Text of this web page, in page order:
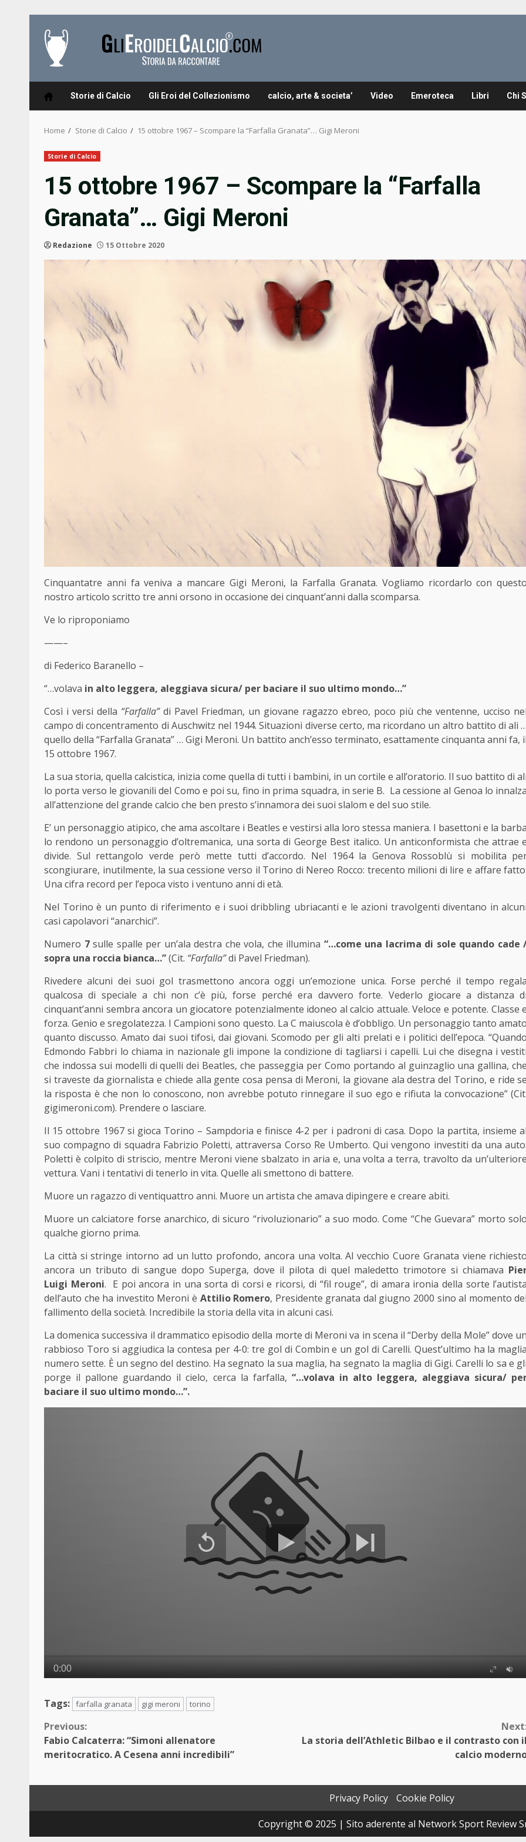
content
Storie di Calcio Gli Eroi del Collezionismo calcio, arte & societa’ Video Emeroteca Libri Chi
Home Storie di Calcio 15 ottobre 1967 – Scompare la “Farfalla Granata”… Gigi Meroni
Storie di Calcio
15 ottobre 1967 – Scompare la “Farfalla
Granata”… Gigi Meroni
Redazione 15 Ottobre 2020
Cinquantatre anni fa veniva a mancare Gigi Meroni, la Farfalla Granata. Vogliamo ricordarlo con questo
nostro articolo scritto tre anni orsono in occasione dei cinquant’anni dalla scomparsa.
Ve lo riproponiamo
——–
di Federico Baranello –
“…volava in alto leggera, aleggiava sicura/ per baciare il suo ultimo mondo…”
Così i versi della “Farfalla”di Pavel Friedman, un giovane ragazzo ebreo, poco più che ventenne, ucciso nel
campo di concentramento di Auschwitz nel 1944. Situazioni diverse certo, ma ricordano un altro battito di ali …
quello della “Farfalla Granata” … Gigi Meroni. Un battito anch’esso terminato, esattamente cinquanta anni fa, il
15 ottobre 1967.
La sua storia, quella calcistica, inizia come quella di tutti i bambini, in un cortile e all’oratorio. Il suo battito di ali
lo porta verso le giovanili del Como e poi su, fino in prima squadra, in serie B. La cessione al Genoa lo innalza
all’attenzione del grande calcio che ben presto s’innamora dei suoi slalom e del suo stile.
E’ un personaggio atipico, che ama ascoltare i Beatles e vestirsi alla loro stessa maniera. I basettoni e la barba
lo rendono un personaggio d’oltremanica, una sorta di George Best italico. Un anticonformista che attrae e
divide. Sul rettangolo verde però mette tutti d’accordo. Nel 1964 la Genova Rossoblù si mobilita
scongiurare, inutilmente, la sua cessione verso il Torino di Nereo Rocco: trecento milioni di lire e affare fatto.
Una cifra record per l’epoca visto i ventuno anni di età.
Nel Torino è un punto di riferimento e i suoi dribbling ubriacanti e le azioni travolgenti diventano in alcuni
casi capolavori “anarchici”.
Numero 7sulle spalle per un’ala destra che vola, che illumina “…come una lacrima di sole quando cade
sopra una roccia bianca…”(Cit. “Farfalla”di Pavel Friedman).
Rivedere alcuni dei suoi gol trasmettono ancora oggi un’emozione unica. Forse perché il tempo regala
qualcosa di speciale a chi non c’è più, forse perché era davvero forte. Vederlo giocare a distanza di
cinquant’anni sembra ancora un giocatore potenzialmente idoneo al calcio attuale. Veloce e potente. Classe e
forza. Genio e sregolatezza. I Campioni sono questo. La C maiuscola è d’obbligo. Un personaggio tanto amato
quanto discusso. Amato dai suoi tifosi, dai giovani. Scomodo per gli alti prelati e i politici dell’epoca. “Quando
Edmondo Fabbri lo chiama in nazionale gli impone la condizione di tagliarsi i capelli. Lui che disegna i vestiti
che indossa sui modelli di quelli dei Beatles, che passeggia per Como portando al guinzaglio una gallina, che
si traveste da giornalista e chiede alla gente cosa pensa di Meroni, la giovane ala destra del Torino, e ride se
la risposta è che non lo conoscono, non avrebbe potuto rinnegare il suo ego e rifiuta la convocazione” (Cit.
gigimeroni.com). Prendere o lasciare.
Il 15 ottobre 1967 si gioca Torino – Sampdoria e finisce 4-2 per i padroni di casa. Dopo la partita, insieme al
suo compagno di squadra Fabrizio Poletti, attraversa Corso Re Umberto. Qui vengono investiti da una auto:
Poletti è colpito di striscio, mentre Meroni viene sbalzato in aria e, una volta a terra, travolto da un’ulteriore
vettura. Vani i tentativi di tenerlo in vita. Quelle ali smettono di battere.
Muore un ragazzo di ventiquattro anni. Muore un artista che amava dipingere e creare abiti.
Muore un calciatore forse anarchico, di sicuro “rivoluzionario” a suo modo. Come “Che Guevara” morto solo
qualche giorno prima.
La città si stringe intorno ad un lutto profondo, ancora una volta. Al vecchio Cuore Granata viene richiesto
ancora un tributo di sangue dopo Superga, dove il pilota di quel maledetto trimotore si chiamava
Luigi Meroni. E poi ancora in una sorta di corsi e ricorsi, di “fil rouge”, di amara ironia della sorte l’autista
dell’auto che ha investito Meroni è Attilio Romero, Presidente granata dal giugno 2000 sino al momento del
fallimento della società. Incredibile la storia della vita in alcuni casi.
La domenica successiva il drammatico episodio della morte di Meroni va in scena il “Derby della Mole” dove un
rabbioso Toro si aggiudica la contesa per 4-0: tre gol di Combin e un gol di Carelli. Quest’ultimo ha la maglia
numero sette. È un segno del destino. Ha segnato la sua maglia, ha segnato la maglia di Gigi. Carelli lo sa e gli
porge il pallone guardando il cielo, cerca la farfalla, “…volava in alto leggera, aleggiava sicura/
baciare il suo ultimo mondo…”.
Tags: farfalla granata gigi meroni torino
Continue
Reading
Previous:
Fabio Calcaterra: “Simoni allenatore
meritocratico. A Cesena anni incredibili”
La storia dell’Athletic Bilbao e il contrasto con il
calcio
Privacy Policy
Cookie Policy
Copyright © 2025 | Sito aderente al Network Sport Review